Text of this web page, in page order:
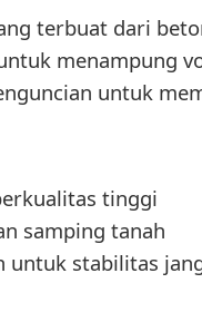
terbuat dari
menampung
untuk
tinggi
samping tanah
untuk stabilitas